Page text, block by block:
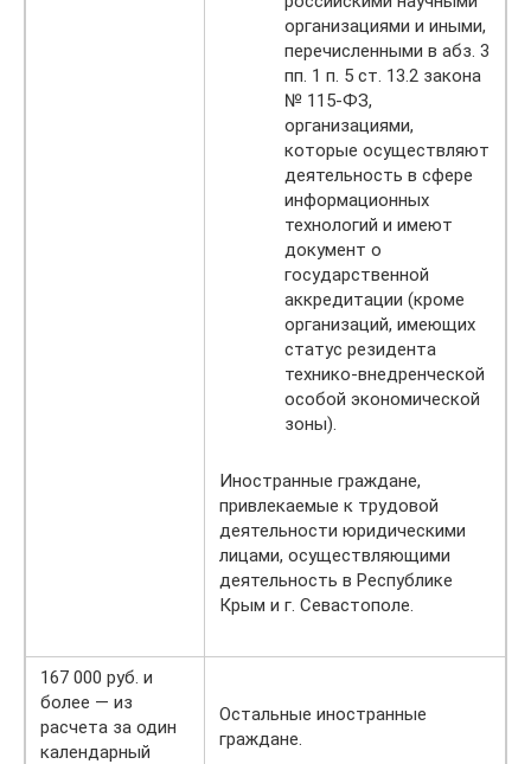
организациями и иными,
перечисленными в абз. 3
пп. 1 п. 5 ст. 13.2 закона
№ 115-ФЗ,
организациями,
которые осуществляют
деятельность в сфере
информационных
технологий и имеют
документ о
государственной
аккредитации (кроме
организаций, имеющих
статус резидента
технико-внедренческой
особой экономической
зоны).
Иностранные граждане,
привлекаемые к трудовой
деятельности юридическими
лицами, осуществляющими
деятельность в Республике
Крым и г. Севастополе.
167 000 руб. и
более — из
расчета за один
календарный
Остальные иностранные
граждане.